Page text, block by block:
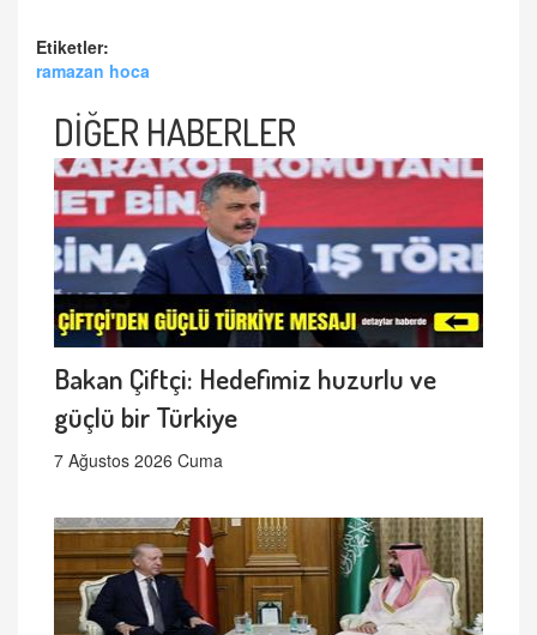
Etiketler:
ramazan hoca
DİĞER HABERLER
Bakan Çiftçi: Hedefimiz huzurlu ve
güçlü bir Türkiye
7 Ağustos 2026 Cuma